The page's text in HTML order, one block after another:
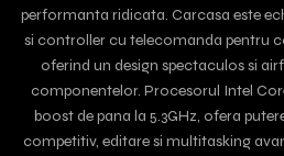
performanta ridicata. Carcasa este
si controller cu telecomanda pentru
oferind un design spectaculos si
componentelor. Procesorul Intel
boost de pana la 5.3GHz, ofera
competitiv, editare si multitasking